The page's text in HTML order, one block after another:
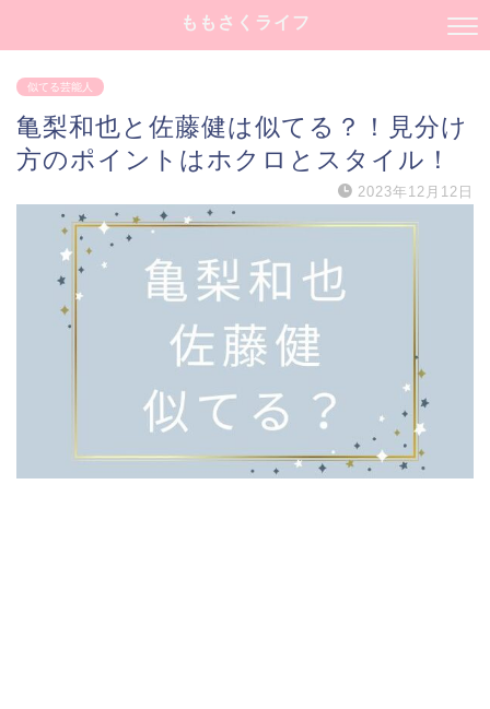
ももさくライフ
似てる芸能人
亀梨和也と佐藤健は似てる？！見分け
方のポイントはホクロとスタイル！
2023年12月12日